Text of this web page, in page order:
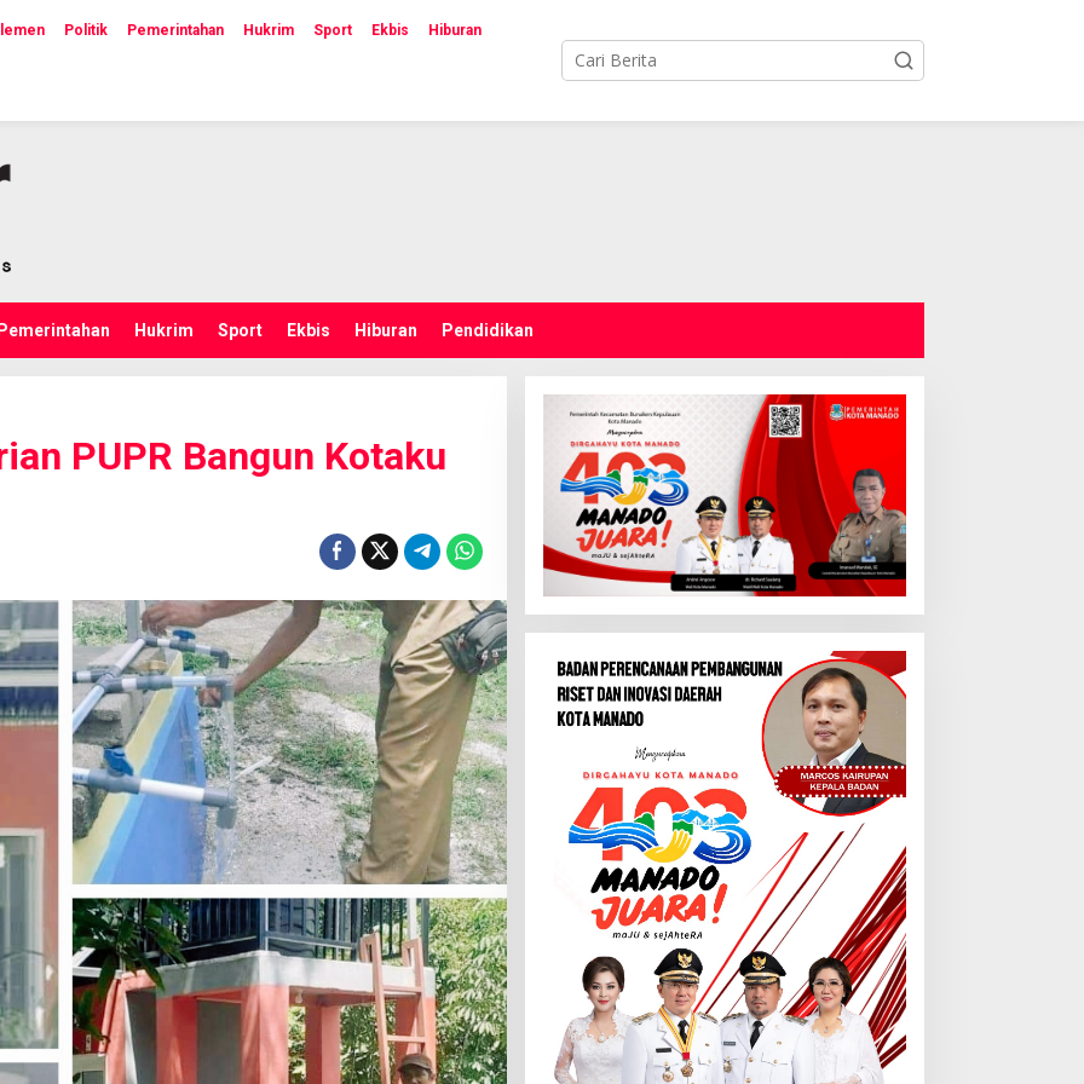
Politik Pemerintahan Hukrim Sport Ekbis Hiburan
Pemerintahan Hukrim Sport Ekbis Hiburan Pendidikan
PUPR Bangun Kotaku